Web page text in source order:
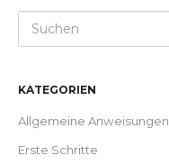
KATEGORIEN
Allgemeine Anweisungen
Erste Schritte